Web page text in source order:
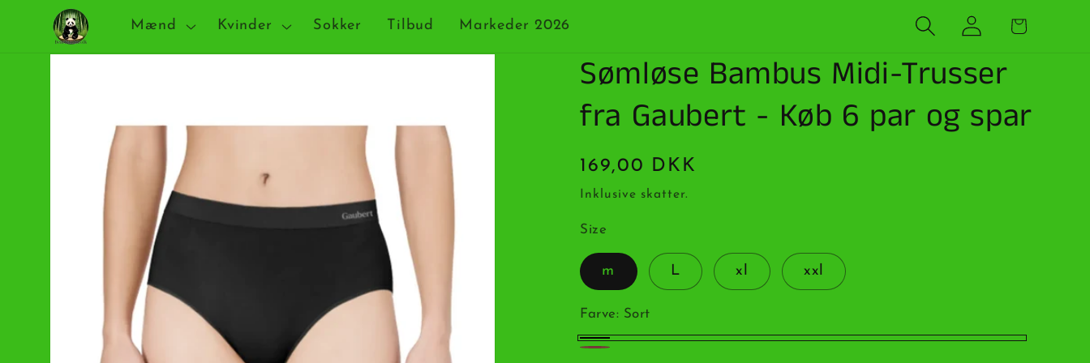
Gå til
indhold
Mænd Kvinder Sokker Tilbud Markeder 2026
Log
ind
Indkøbskurv
Sømløse Bambus Midi-Trusser
fra Gaubert - Køb 6 par og spar
Normalpris
169,00 DKK
Inklusive skatter.
Size
m L xl xxl
Farve: Sort
Sort